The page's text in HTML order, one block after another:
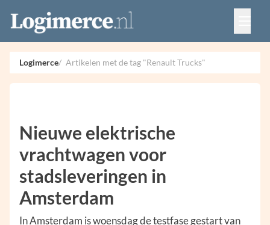
Vacatures
Events
Adverteren
Partners
Logimerce Artikelen met de tag "Renault Trucks"
Nieuwe elektrische
vrachtwagen voor
stadsleveringen in
Amsterdam
In Amsterdam is woensdag de testfase gestart van